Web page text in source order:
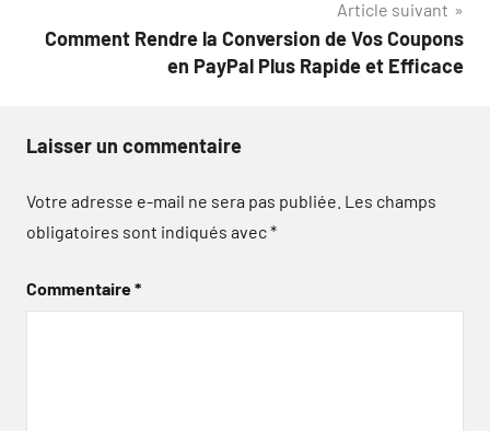
Article suivant
Comment Rendre la Conversion de Vos Coupons
en PayPal Plus Rapide et Efficace
Laisser un commentaire
Votre adresse e-mail ne sera pas publiée. Les champs
obligatoires sont indiqués avec*
Commentaire*